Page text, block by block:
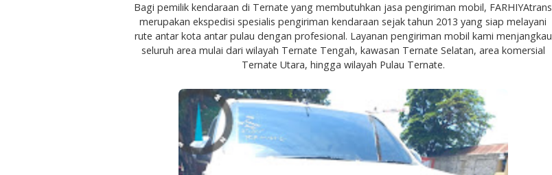
Bagi pemilik kendaraan di Ternate yang membutuhkan jasa pengiriman mobil, FARHIYAtrans
merupakan ekspedisi spesialis pengiriman kendaraan sejak tahun 2013 yang siap melayani
rute antar kota antar pulau dengan profesional. Layanan pengiriman mobil kami menjangkau
seluruh area mulai dari wilayah Ternate Tengah, kawasan Ternate Selatan, area komersial
Ternate Utara, hingga wilayah Pulau Ternate.